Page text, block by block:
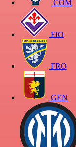
COM
FIO
FRO
GEN